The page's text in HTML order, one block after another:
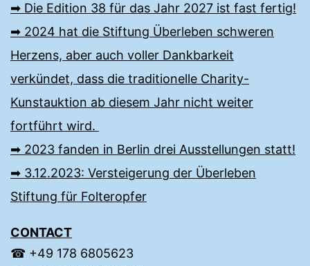
➡︎ Die Edition 38 für das Jahr 2027 ist fast fertig!
➡︎ 2024 hat die Stiftung Überleben schweren
Herzens, aber auch voller Dankbarkeit
verkündet, dass die traditionelle Charity-
Kunstauktion ab diesem Jahr nicht weiter
fortführt wird.
➡︎ 2023 fanden in Berlin drei Ausstellungen statt!
➡︎ 3.12.2023: Versteigerung der Überleben
Stiftung für Folteropfer
CONTACT
☎︎ +49 ‭178 6805623‬‬